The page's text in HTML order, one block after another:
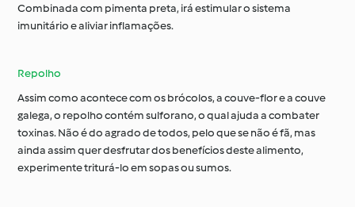
Combinada com pimenta preta, irá estimular o sistema
imunitário e aliviar inflamações.
Repolho
Assim como acontece com os brócolos, a couve-flor e a couve
galega, o repolho contém sulforano, o qual ajuda a combater
toxinas. Não é do agrado de todos, pelo que se não é fã, mas
ainda assim quer desfrutar dos benefícios deste alimento,
experimente triturá-lo em sopas ou sumos.